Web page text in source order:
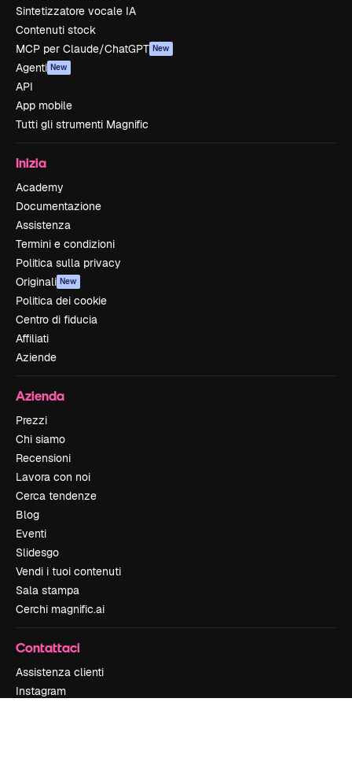
Sintetizzatore vocale IA
Contenuti stock
MCP per Claude/ChatGPT New
Agenti New
API
App mobile
Tutti gli strumenti Magnific
Inizia
Academy
Documentazione
Assistenza
Termini e condizioni
Politica sulla privacy
Originali New
Politica dei cookie
Centro di fiducia
Affiliati
Aziende
Azienda
Prezzi
Chi siamo
Recensioni
Lavora con noi
Cerca tendenze
Blog
Eventi
Slidesgo
Vendi i tuoi contenuti
Sala stampa
Cerchi magnific.ai
Contattaci
Assistenza clienti
Instagram